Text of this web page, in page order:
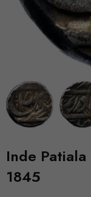
Inde Patiala
1845